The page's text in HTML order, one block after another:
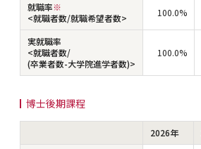
就職率※
<就職者数/就職希望者数>
100.0%
実就職率
<就職者数/
(卒業者数-大学院進学者数)>
100.0%
博士後期課程
2026年